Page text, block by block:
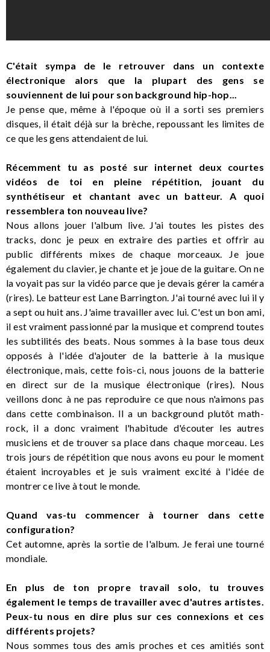
C'était sympa de le retrouver dans un contexte
électronique alors que la plupart des gens se
souviennent de lui pour son background hip-hop...
Je pense que, même à l'époque où il a sorti ses premiers
disques, il était déjà sur la brèche, repoussant les limites de
ce que les gens attendaient de lui.
Récemment tu as posté sur internet deux courtes
vidéos de toi en pleine répétition, jouant du
synthétiseur et chantant avec un batteur. A quoi
ressemblera ton nouveau live?
Nous allons jouer l'album live. J'ai toutes les pistes des
tracks, donc je peux en extraire des parties et offrir au
public différents mixes de chaque morceaux. Je joue
également du clavier, je chante et je joue de la guitare. On ne
la voyait pas sur la vidéo parce que je devais gérer la caméra
(rires). Le batteur est Lane Barrington. J'ai tourné avec lui il y
a sept ou huit ans. J'aime travailler avec lui. C'est un bon ami,
il est vraiment passionné par la musique et comprend toutes
les subtilités des beats. Nous sommes à la base tous deux
opposés à l'idée d'ajouter de la batterie à la musique
électronique, mais, cette fois-ci, nous jouons de la batterie
en direct sur de la musique électronique (rires). Nous
veillons donc à ne pas reproduire ce que nous n'aimons pas
dans cette combinaison. Il a un background plutôt math-
rock, il a donc vraiment l'habitude d'écouter les autres
musiciens et de trouver sa place dans chaque morceau. Les
trois jours de répétition que nous avons eu pour le moment
étaient incroyables et je suis vraiment excité à l'idée de
montrer ce live à tout le monde.
Quand vas-tu commencer à tourner dans cette
configuration?
Cet automne, après la sortie de l'album. Je ferai une tourné
mondiale.
En plus de ton propre travail solo, tu trouves
également le temps de travailler avec d'autres artistes.
Peux-tu nous en dire plus sur ces connexions et ces
différents projets?
Nous sommes tous des amis proches et ces amitiés sont